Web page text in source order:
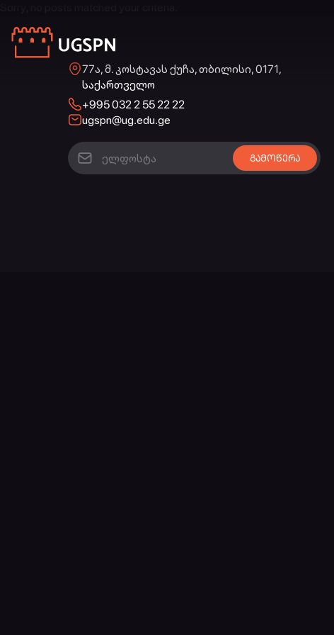
77ა, მ. კოსტავას ქუჩა, თბილისი, 0171,
საქართველო
+995 032 2 55 22 22
ugspn@ug.edu.ge